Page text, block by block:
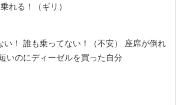
れる！（ギリ）
い！ 誰も乗ってない！（不安） 座席が倒れ
いのにディーゼルを買った自分